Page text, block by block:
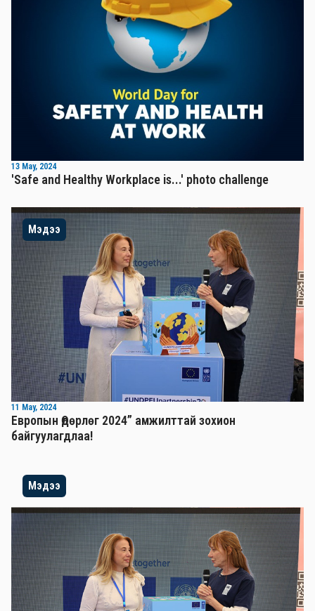
13 May, 2024
'Safe and Healthy Workplace is...' photo challenge
Мэдээ
11 May, 2024
Европын Өдөрлөг 2024” амжилттай зохион
байгуулагдлаа!
Мэдээ